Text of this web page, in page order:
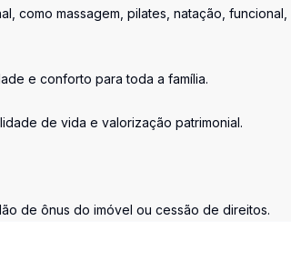
como massagem, pilates, natação, funcional,
e conforto para toda a família.
de vida e valorização patrimonial.
de ônus do imóvel ou cessão de direitos.